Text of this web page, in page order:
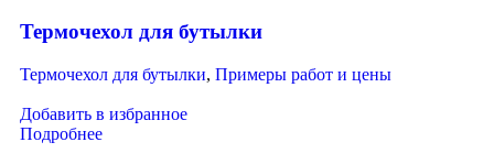
Термочехол для бутылки
Термочехол для бутылки, Примеры работ и цены
Добавить в избранное
Подробнее